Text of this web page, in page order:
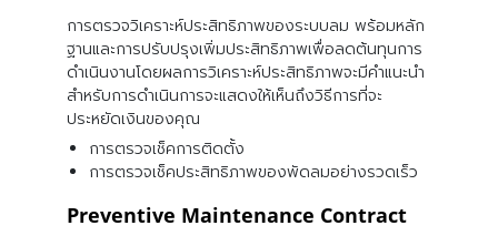
การตรวจวิเคราะห์ประสิทธิภาพของระบบลม พร้อมหลัก
ฐานและการปรับปรุงเพิ่มประสิทธิภาพเพื่อลดต้นทุนการ
ดำเนินงานโดยผลการวิเคราะห์ประสิทธิภาพจะมีคำแนะนำ
สำหรับการดำเนินการจะแสดงให้เห็นถึงวิธีการที่จะ
ประหยัดเงินของคุณ
การตรวจเช็คการติดตั้ง
การตรวจเช็คประสิทธิภาพของพัดลมอย่างรวดเร็ว
Preventive Maintenance Contract